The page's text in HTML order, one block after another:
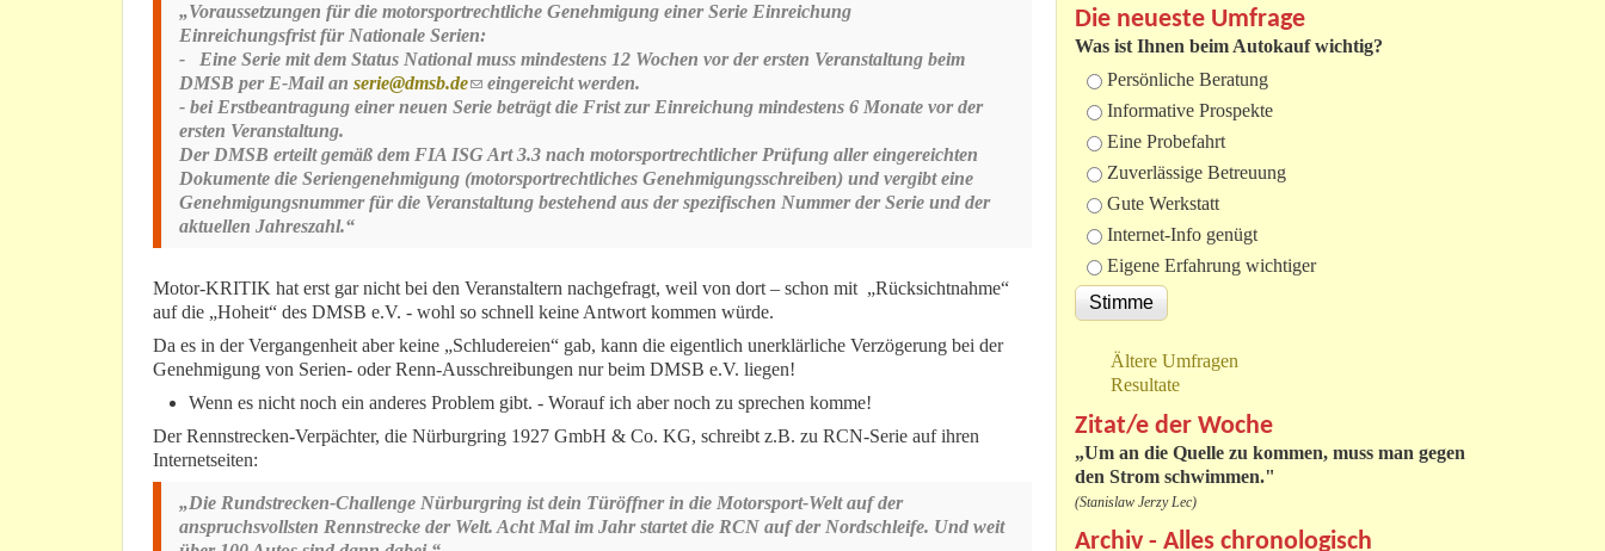
„Voraussetzungen für die motorsportrechtliche Genehmigung einer Serie Einreichung
Einreichungsfrist für Nationale Serien:
- Eine Serie mit dem Status National muss mindestens 12 Wochen vor der ersten Veranstaltung beim
DMSB per E-Mail an serie@dmsb.de(link sends e-mail)
eingereicht werden.
- bei Erstbeantragung einer neuen Serie beträgt die Frist zur Einreichung mindestens 6 Monate vor der
ersten Veranstaltung.
Der DMSB erteilt gemäß dem FIA ISG Art 3.3 nach motorsportrechtlicher Prüfung aller eingereichten
Dokumente die Seriengenehmigung (motorsportrechtliches Genehmigungsschreiben) und vergibt eine
Genehmigungsnummer für die Veranstaltung bestehend aus der spezifischen Nummer der Serie und der
aktuellen Jahreszahl.“
Motor-KRITIK hat erst gar nicht bei den Veranstaltern nachgefragt, weil von dort – schon mit „Rücksichtnahme“
auf die „Hoheit“ des DMSB e.V. - wohl so schnell keine Antwort kommen würde.
Da es in der Vergangenheit aber keine „Schludereien“ gab, kann die eigentlich unerklärliche Verzögerung bei der
Genehmigung von Serien- oder Renn-Ausschreibungen nur beim DMSB e.V. liegen!
Wenn es nicht noch ein anderes Problem gibt. - Worauf ich aber noch zu sprechen komme!
Der Rennstrecken-Verpächter, die Nürburgring 1927 GmbH & Co. KG, schreibt z.B. zu RCN-Serie auf ihren
Internetseiten:
„Die Rundstrecken-Challenge Nürburgring ist dein Türöffner in die Motorsport-Welt auf der
anspruchsvollsten Rennstrecke der Welt. Acht Mal im Jahr startet die RCN auf der Nordschleife. Und weit
Die neueste Umfrage
Was ist Ihnen beim Autokauf wichtig?
Auswahlmöglichkeiten
Persönliche Beratung
Informative Prospekte
Eine Probefahrt
Zuverlässige Betreuung
Gute Werkstatt
Internet-Info genügt
Eigene Erfahrung wichtiger
Ältere Umfragen
Resultate
Zitat/e der Woche
„Um an die Quelle zu kommen, muss man gegen
den Strom schwimmen."
(Stanislaw Jerzy Lec)
Archiv - Alles chronologisch